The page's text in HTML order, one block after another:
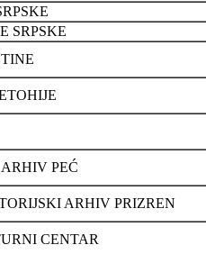
SRPSKE
PEĆ
ARHIV PRIZREN
CENTAR